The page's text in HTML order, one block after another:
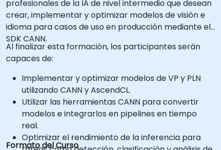
profesionales de la IA de nivel intermedio que desean
crear, implementar y optimizar modelos de visión e
idioma para casos de uso en producción mediante el
SDK CANN.
Al finalizar esta formación, los participantes serán
capaces de:
Implementar y optimizar modelos de VP y PLN
utilizando CANN y AscendCL.
Utilizar las herramientas CANN para convertir
modelos e integrarlos en pipelines en tiempo
real.
Optimizar el rendimiento de la inferencia para
Formato del Curso